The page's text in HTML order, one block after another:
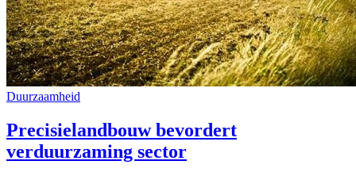
Duurzaamheid
Precisielandbouw bevordert
verduurzaming sector